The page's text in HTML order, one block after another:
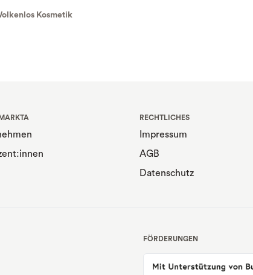
Kosmetik
RECHTLICHES
Impressum
AGB
Datenschutz
FÖRDERUNGEN